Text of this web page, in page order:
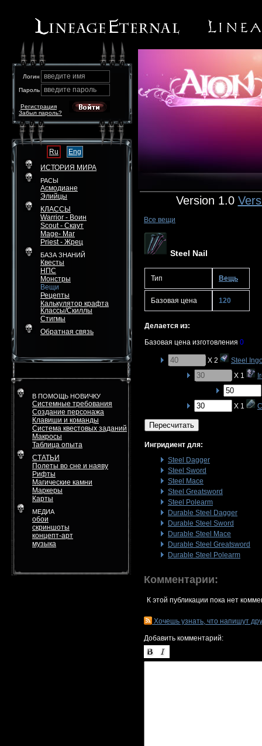
Логин введите имя
Пароль введите пароль
Забыл пароль?
Регистрация
Ru
Eng
ИСТОРИЯ МИРА
РАСЫ
Асмодиане
Элийцы
КЛАССЫ
Warrior - Воин
Scout - Скаут
Mage- Маг
Priest - Жрец
БАЗА ЗНАНИЙ
Квесты
НПС
Монстры
Вещи
Рецепты
Калькулятор крафта
Классы/Скиллы
Стигмы
Обратная связь
В ПОМОЩЬ НОВИЧКУ
Системные требования
Создание персонажа
Клавиши и команды
Система квестовых заданий
Макросы
Таблица опыта
СТАТЬИ
Полеты во сне и наяву
Рифты
Магические камни
Маркеры
Карты
МЕДИА
обои
скриншоты
концепт-арт
музыка
Version 1.0
Все вещи
Steel Nail
Тип Вещь
Базовая цена 120
Делается из:
Базовая цена изготовления 0
X 2
Steel
X 1
X 1
Пересчитать
Ингридиент для:
Steel Dagger
Steel Sword
Steel Mace
Steel Greatsword
Steel Polearm
Durable Steel Dagger
Durable Steel Sword
Durable Steel Mace
Durable Steel Greatsword
Durable Steel Polearm
Комментарии:
К этой публикации пока нет
Хочешь узнать, что напишут
Добавить комментарий: